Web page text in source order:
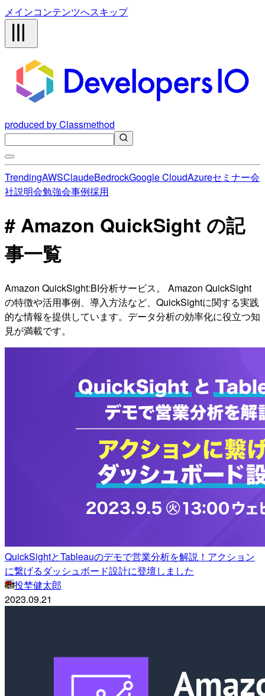
メインコンテンツへスキップ
produced by Classmethod
TrendingAWSClaudeBedrockGoogle CloudAzureセミナー会
社説明会勉強会事例採用
# Amazon QuickSight の記
事一覧
Amazon QuickSight:BI分析サービス。 Amazon QuickSight
の特徴や活用事例、導入方法など、QuickSightに関する実践
的な情報を提供しています。データ分析の効率化に役立つ知
見が満載です。
QuickSightとTableauのデモで営業分析を解説！アクション
に繋げるダッシュボード設計に登壇しました
投埜健太郎
2023.09.21